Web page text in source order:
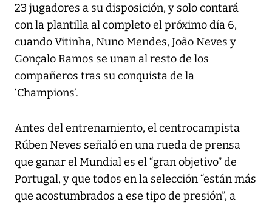
23 jugadores a su disposición, y solo contará
con la plantilla al completo el próximo día 6,
cuando Vitinha, Nuno Mendes, João Neves y
Gonçalo Ramos se unan al resto de los
compañeros tras su conquista de la
‘Champions’.
Antes del entrenamiento, el centrocampista
Rúben Neves señaló en una rueda de prensa
que ganar el Mundial es el “gran objetivo” de
Portugal, y que todos en la selección “están más
que acostumbrados a ese tipo de presión”, a